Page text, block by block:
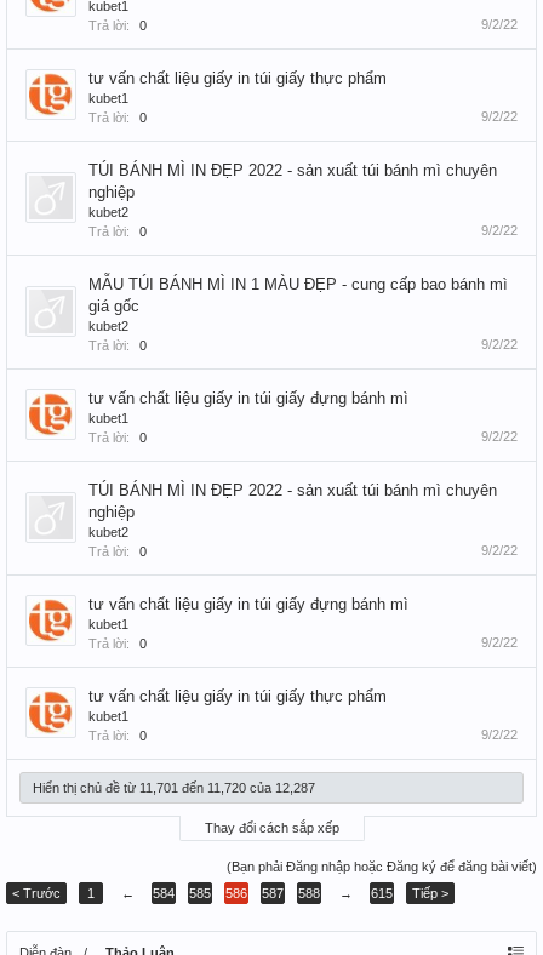
kubet1
Trả lời:
0 9/2/22
tư vấn chất liệu giấy in túi giấy thực phẩm
kubet1
Trả lời:
0 9/2/22
TÚI BÁNH MÌ IN ĐẸP 2022 - sản xuất túi bánh mì chuyên
nghiệp
kubet2
Trả lời:
0 9/2/22
MẪU TÚI BÁNH MÌ IN 1 MÀU ĐẸP - cung cấp bao bánh mì
giá gốc
kubet2
Trả lời:
0 9/2/22
tư vấn chất liệu giấy in túi giấy đựng bánh mì
kubet1
Trả lời:
0 9/2/22
TÚI BÁNH MÌ IN ĐẸP 2022 - sản xuất túi bánh mì chuyên
nghiệp
kubet2
Trả lời:
0 9/2/22
tư vấn chất liệu giấy in túi giấy đựng bánh mì
kubet1
Trả lời:
0 9/2/22
tư vấn chất liệu giấy in túi giấy thực phẩm
kubet1
Trả lời:
0 9/2/22
Hiển thị chủ đề từ 11,701 đến 11,720 của 12,287
Thay đổi cách sắp xếp
(Bạn phải Đăng nhập hoặc Đăng ký để đăng bài viết)
< Trước
1 ← 584 585 586 587 588 → 615 Tiếp >